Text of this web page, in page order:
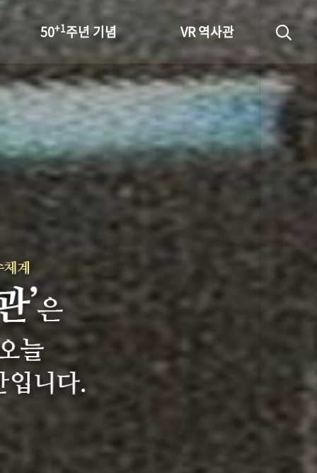
50+1주년 기념
성과 50선
숫자로 보는 50년
50
주년 광장
세계와 함께 한 KIHASA
VR 역사관